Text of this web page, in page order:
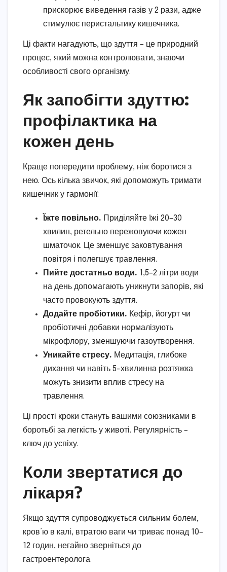
прискорює виведення газів у 2 рази, адже
стимулює перистальтику кишечника.
Ці факти нагадують, що здуття – це природний
процес, який можна контролювати, знаючи
особливості свого організму.
Як запобігти здуттю:
профілактика на
кожен день
Краще попередити проблему, ніж боротися з
нею. Ось кілька звичок, які допоможуть тримати
кишечник у гармонії:
Їжте повільно. Приділяйте їжі 20–30
хвилин, ретельно пережовуючи кожен
шматочок. Це зменшує заковтування
повітря і полегшує травлення.
Пийте достатньо води. 1,5–2 літри води
на день допомагають уникнути запорів, які
часто провокують здуття.
Додайте пробіотики. Кефір, йогурт чи
пробіотичні добавки нормалізують
мікрофлору, зменшуючи газоутворення.
Уникайте стресу. Медитація, глибоке
дихання чи навіть 5-хвилинна розтяжка
можуть знизити вплив стресу на
травлення.
Ці прості кроки стануть вашими союзниками в
боротьбі за легкість у животі. Регулярність –
ключ до успіху.
Коли звертатися до
лікаря?
Якщо здуття супроводжується сильним болем,
кров’ю в калі, втратою ваги чи триває понад 10–
12 годин, негайно зверніться до
гастроентеролога.